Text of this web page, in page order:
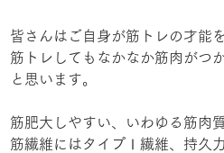
皆さんはご自身が筋トレの才能
筋トレしてもなかなか筋肉がつ
と思います。
筋肥大しやすい、いわゆる筋肉
筋繊維にはタイプⅠ繊維、持久